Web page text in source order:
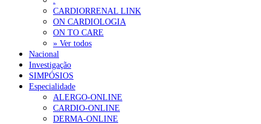
CARDIORRENAL LINK
ON CARDIOLOGIA
ON TO CARE
» Ver todos
Nacional
Investigação
SIMPÓSIOS
Especialidade
ALERGO-ONLINE
CARDIO-ONLINE
DERMA-ONLINE